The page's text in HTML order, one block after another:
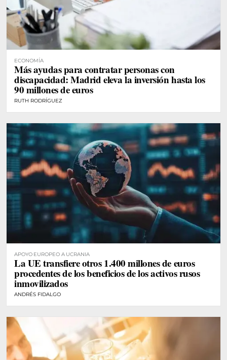
ECONOMÍA
Más ayudas para contratar personas con
discapacidad: Madrid eleva la inversión hasta los
90 millones de euros
RUTH RODRÍGUEZ
APOYO EUROPEO A UCRANIA
La UE transfiere otros 1.400 millones de euros
procedentes de los beneficios de los activos rusos
inmovilizados
ANDRÉS FIDALGO